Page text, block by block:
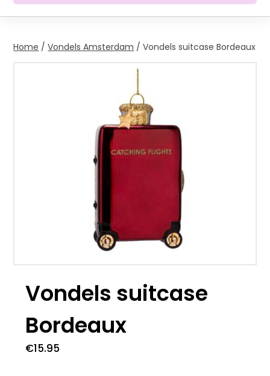
Home /Vondels Amsterdam / Vondels suitcase Bordeaux
Vondels suitcase
Bordeaux
€15.95